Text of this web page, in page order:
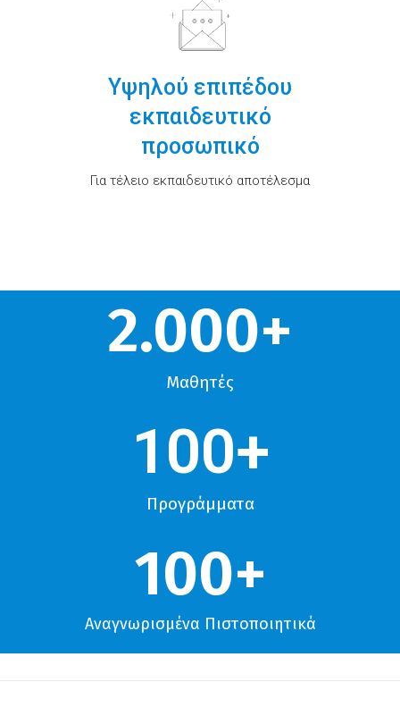
Υψηλού επιπέδου
εκπαιδευτικό
προσωπικό
Για τέλειο εκπαιδευτικό αποτέλεσμα
2.000+
Μαθητές
100+
Προγράμματα
100+
Αναγνωρισμένα Πιστοποιητικά